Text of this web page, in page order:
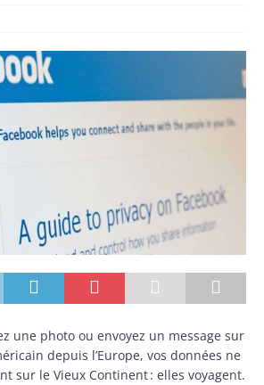
une photo ou envoyez un message sur
depuis l’Europe, vos données ne
sur le Vieux Continent : elles voyagent.